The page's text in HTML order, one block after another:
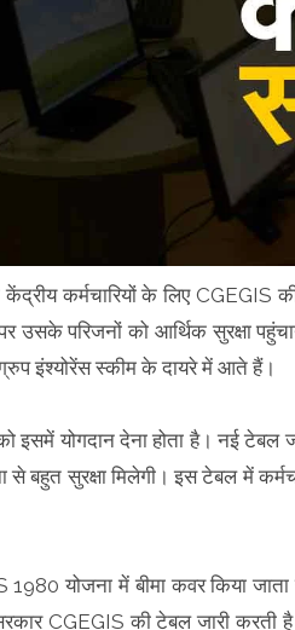
कर्मचारियों के लिए CGEGIS
उसके परिजनों को आर्थिक सुरक्षा
ग्रुप इंश्‍योरेंस स्‍कीम के दायरे में आते हैं।
इसमें योगदान देना होता है। नई टेबल
से बहुत सुरक्षा मिलेगी। इस टेबल में
1980 योजना में बीमा कवर किया
CGEGIS की टेबल जारी करती